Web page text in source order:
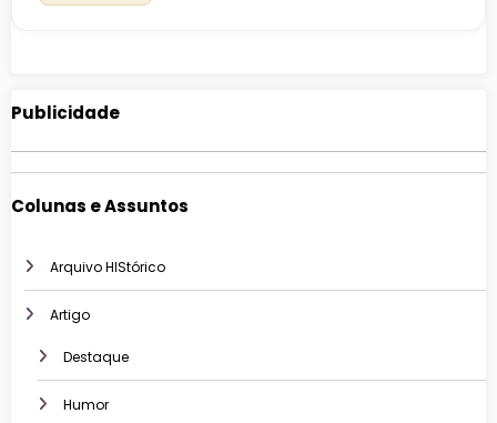
Publicidade
Colunas e Assuntos
Arquivo HIStórico
Artigo
Destaque
Humor